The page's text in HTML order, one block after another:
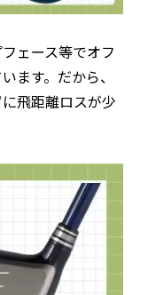
ェース等でオフ
ます。だから、
飛距離ロスが少